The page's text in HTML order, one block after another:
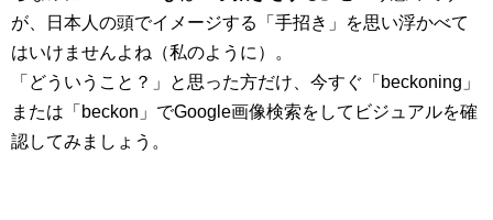
が、日本人の頭でイメージする「手招き」を思い浮かべて
はいけませんよね（私のように）。
「どういうこと？」と思った方だけ、今すぐ「beckoning」
または「beckon」でGoogle画像検索をしてビジュアルを確
認してみましょう。